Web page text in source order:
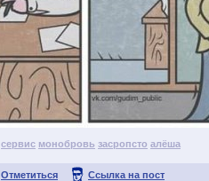
сервис монобровь засропсто алёша
Отметиться Ссылка на пост